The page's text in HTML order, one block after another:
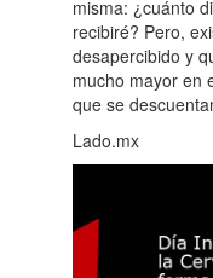
misma: ¿cuánto
recibiré? Pero,
desapercibido y
mucho mayor en
que se
Lado.mx